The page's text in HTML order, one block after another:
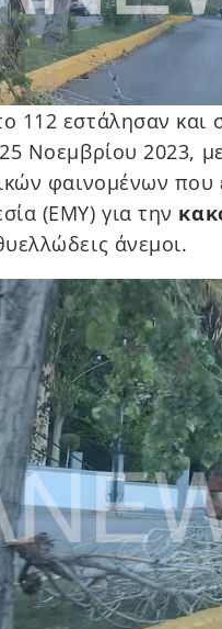
112 εστάλησαν και
Νοεμβρίου 2023,
φαινομένων
(ΕΜΥ) για την
άνεμοι.